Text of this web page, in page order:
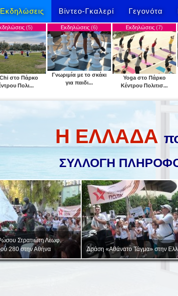
Εκδηλώσεις Βίντεο-Γκαλερί Γεγονότα
Εκδηλώσεις
Γνωριμία με το σκάκι
για παιδι...
Εκδηλώσεις
Yoga στο Πάρκο
Κέντρου Πολιτισ...
Εκδηλώσεις
Ομαδικό
(Football
Η ΕΛΛΑΔΑ
ΣΥΛΛΟΓΗ
Στρατιωτικό-πατριωτικό παιχνίδι
«ΖΑΡΝΙΤΣΑ»